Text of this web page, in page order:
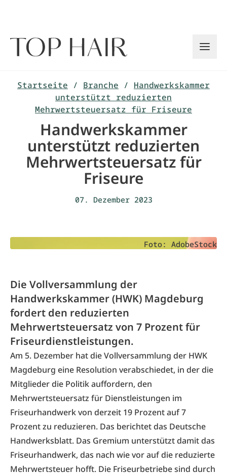
Startseite / Branche / Handwerkskammer
unterstützt reduzierten
Mehrwertsteuersatz für Friseure
Handwerkskammer
unterstützt reduzierten
Mehrwertsteuersatz für
Friseure
07. Dezember 2023
Foto: AdobeStock
Die Vollversammlung der
Handwerkskammer (HWK) Magdeburg
fordert den reduzierten
Mehrwertsteuersatz von 7 Prozent für
Friseurdienstleistungen.
Am 5. Dezember hat die Vollversammlung der HWK
Magdeburg eine Resolution verabschiedet, in der die
Mitglieder die Politik auffordern, den
Mehrwertsteuersatz für Dienstleistungen im
Friseurhandwerk von derzeit 19 Prozent auf 7
Prozent zu reduzieren. Das berichtet das Deutsche
Handwerksblatt. Das Gremium unterstützt damit das
Friseurhandwerk, das nach wie vor auf die reduzierte
Mehrwertsteuer hofft. Die Friseurbetriebe sind durch